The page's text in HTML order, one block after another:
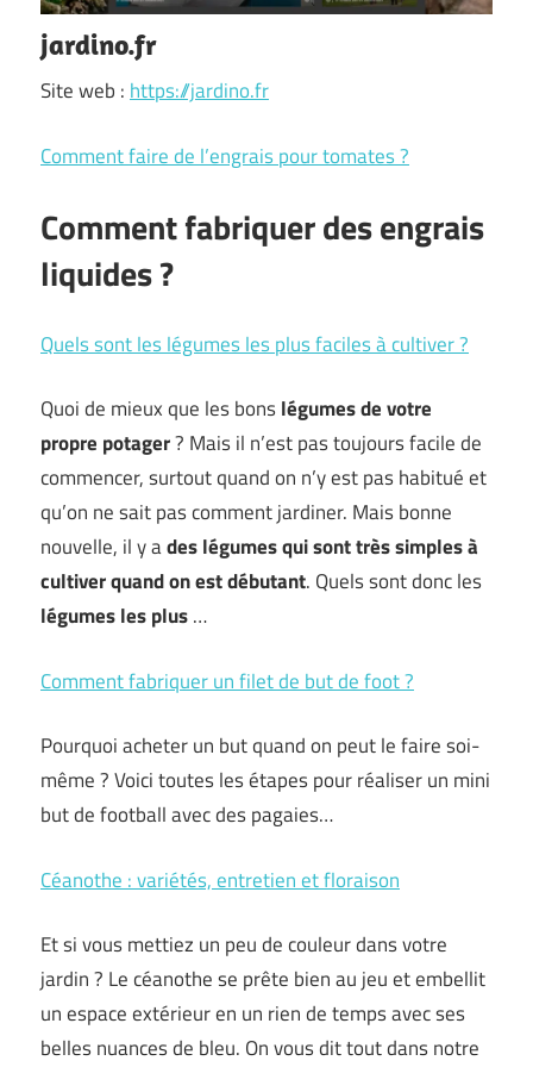
jardino.fr
Site web :https://jardino.fr
Comment faire de l’engrais pour tomates ?
Comment fabriquer des engrais
liquides ?
Quels sont les légumes les plus faciles à cultiver ?
Quoi de mieux que les bonslégumes de votre
propre potager? Mais il n’est pas toujours facile de
commencer, surtout quand on n’y est pas habitué et
qu’on ne sait pas comment jardiner. Mais bonne
nouvelle, il y ades légumes qui sont très simples à
cultiver quand on est débutant. Quels sont donc les
légumes les plus…
Comment fabriquer un filet de but de foot ?
Pourquoi acheter un but quand on peut le faire soi-
même ? Voici toutes les étapes pour réaliser un mini
but de football avec des pagaies…
Céanothe : variétés, entretien et floraison
Et si vous mettiez un peu de couleur dans votre
jardin ? Le céanothe se prête bien au jeu et embellit
un espace extérieur en un rien de temps avec ses
belles nuances de bleu. On vous dit tout dans notre